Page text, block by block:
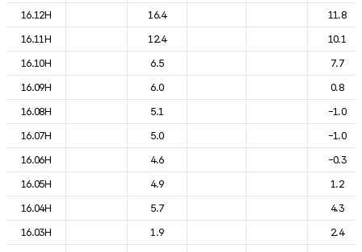
16.12H
16.4
11.8
16.11H
12.4
10.1
16.10H
6.5
7.7
16.09H
6.0
0.8
16.08H
5.1
-1.0
16.07H
5.0
-1.0
16.06H
4.6
-0.3
16.05H
4.9
1.2
16.04H
5.7
4.3
16.03H
1.9
2.4